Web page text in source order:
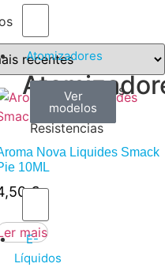
Atomizadores
Claromizadores
Ver
modelos
Reconstruíveis
Ver
modelos
Resistencias
Ver
modelos
E-
Líquidos
Nova Liquides Smack
10ML
€
mais